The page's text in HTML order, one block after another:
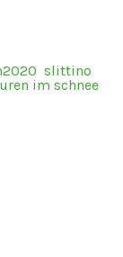
slittino
im schnee